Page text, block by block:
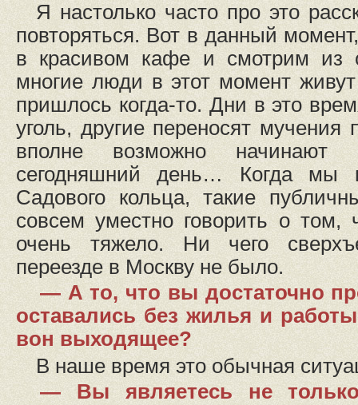
Я настолько часто про это
повторяться. Вот в данный
в красивом кафе и смотрим из
многие люди в этот момент
пришлось когда-то. Дни в это
уголь, другие переносят мучения
вполне возможно
сегодняшний день… Когда мы
Садового кольца, такие
совсем уместно говорить о том,
очень тяжело. Ни чего
переезде в Москву не было.
— А то, что вы достаточно
оставались без жилья и
вон выходящее?
В наше время это обычная
— Вы являетесь не